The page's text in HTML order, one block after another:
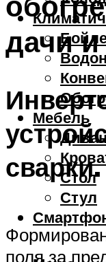
Мебель
Стол
Стул
дачи
сварки.
поля за